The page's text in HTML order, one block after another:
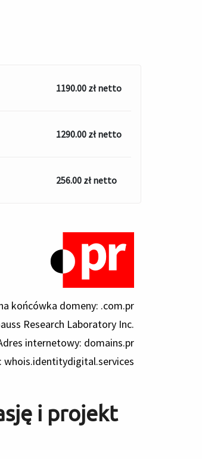
1190.00 zł netto
1290.00 zł netto
256.00 zł netto
końcówka domeny: .com.pr
Research Laboratory Inc.
internetowy: domains.pr
whois.identitydigital.services
i projekt